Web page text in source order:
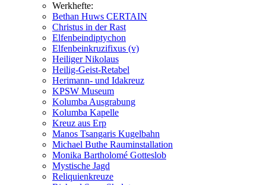
Werkhefte:
Bethan Huws CERTAIN
Christus in der Rast
Elfenbeindiptychon
Elfenbeinkruzifixus (v)
Heiliger Nikolaus
Heilig-Geist-Retabel
Herimann- und Idakreuz
KPSW Museum
Kolumba Ausgrabung
Kolumba Kapelle
Kreuz aus Erp
Manos Tsangaris Kugelbahn
Michael Buthe Rauminstallation
Monika Bartholomé Gotteslob
Mystische Jagd
Reliquienkreuze